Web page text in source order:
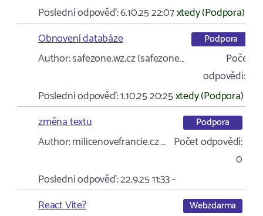
Poslední odpověď:6.10.25 22:07xtedy (Podpora)
Obnovení databáze
Podpora
Author:safezone.wz.cz (safezone…
Počet
odpovědí:1
Poslední odpověď:1.10.25 20:25xtedy (Podpora)
změna textu
Podpora
Author:milicenovefrancie.cz … Počet odpovědí:
0
Poslední odpověď:22.9.25 11:33-
React Vite?
Webzdarma